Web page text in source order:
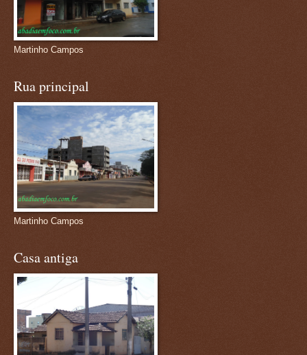
Martinho Campos
Rua principal
Martinho Campos
Casa antiga